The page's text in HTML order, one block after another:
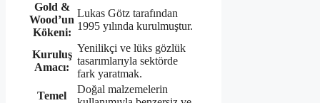
Gold &
Wood’un
Kökeni:
Lukas Götz tarafından
1995 yılında kurulmuştur.
Kuruluş
Amacı:
Yenilikçi ve lüks gözlük
tasarımlarıyla sektörde
fark yaratmak.
Temel
Doğal malzemelerin